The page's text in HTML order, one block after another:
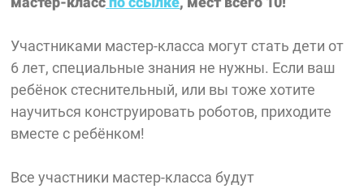
Участниками мастер-класса могут стать дети от
6 лет, специальные знания не нужны. Если ваш
ребёнок стеснительный, или вы тоже хотите
научиться конструировать роботов, приходите
вместе с ребёнком!
Все участники мастер-класса будут